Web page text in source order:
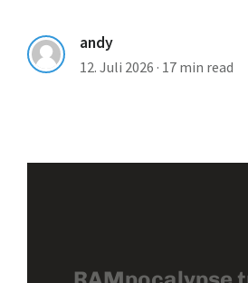
andy
12. Juli 2026 · 17 min read